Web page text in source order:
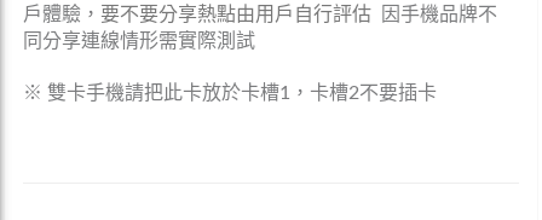
戶體驗 ， 要不要分享熱點由用戶自行評估 因手機品牌不
同分享連線情形需實際測試
※ 雙卡手機請把此卡放於卡槽1，卡槽2不要插卡